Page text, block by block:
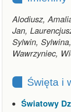
Alodiusz,
Jan,
Sylwin,
Wawrzyniec,
Święta i
Światowy